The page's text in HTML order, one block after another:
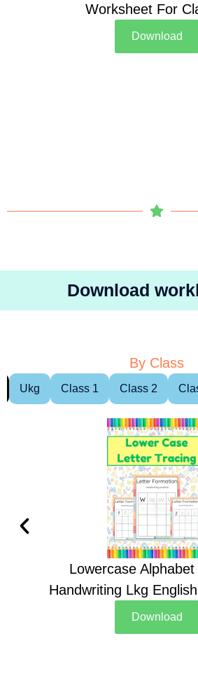
Worksheet For
Download
Download
By Class
Ukg Class 1 Class 2
Lowercase Alphabet
Handwriting Lkg
Download